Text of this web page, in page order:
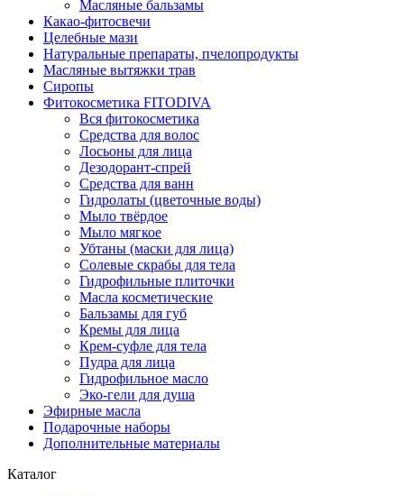
Масляные бальзамы
Какао-фитосвечи
Целебные мази
Натуральные препараты, пчелопродукты
Масляные вытяжки трав
Сиропы
Фитокосметика FITODIVA
Вся фитокосметика
Средства для волос
Лосьоны для лица
Дезодорант-спрей
Средства для ванн
Гидролаты (цветочные воды)
Мыло твёрдое
Мыло мягкое
Убтаны (маски для лица)
Солевые скрабы для тела
Гидрофильные плиточки
Масла косметические
Бальзамы для губ
Кремы для лица
Крем-суфле для тела
Пудра для лица
Гидрофильное масло
Эко-гели для душа
Эфирные масла
Подарочные наборы
Дополнительные материалы
Каталог